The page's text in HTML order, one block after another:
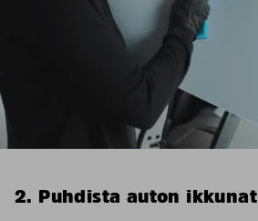
2. Puhdista auton ikkunat